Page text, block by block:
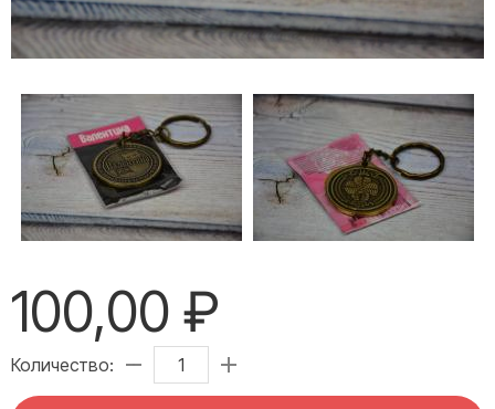
100,00 ₽
Количество: